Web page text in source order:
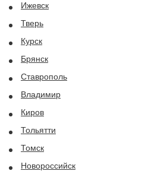
Ижевск
Тверь
Курск
Брянск
Ставрополь
Владимир
Киров
Тольятти
Томск
Новороссийск